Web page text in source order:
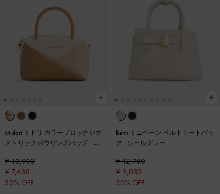
Midori ミドリ カラーブロックジオ
メトリックボウリングバッグ- マ
¥ 10,900
¥ 7,630
30% OFF
Behn ミニベーン ベルトトートバッ
グ- シェルグレー
¥ 12,900
¥ 9,030
30% OFF